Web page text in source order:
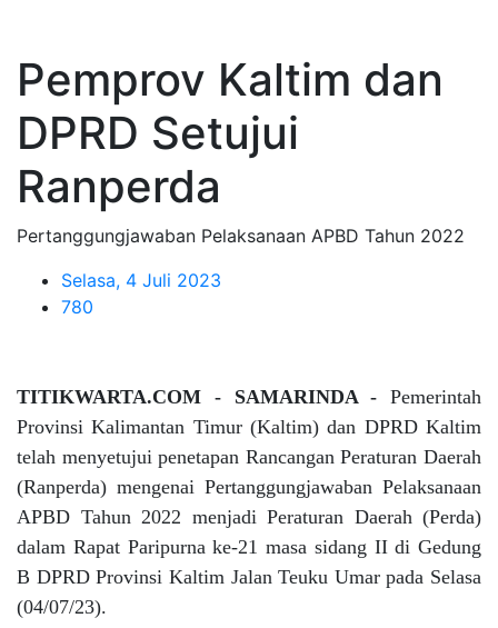
Pemprov Kaltim dan
DPRD Setujui
Ranperda
Pertanggungjawaban Pelaksanaan APBD Tahun 2022
Selasa, 4 Juli 2023
780
TITIKWARTA.COM - SAMARINDA - Pemerintah
Provinsi Kalimantan Timur (Kaltim) dan DPRD Kaltim
telah menyetujui penetapan Rancangan Peraturan Daerah
(Ranperda) mengenai Pertanggungjawaban Pelaksanaan
APBD Tahun 2022 menjadi Peraturan Daerah (Perda)
dalam Rapat Paripurna ke-21 masa sidang II di Gedung
B DPRD Provinsi Kaltim Jalan Teuku Umar pada Selasa
(04/07/23).